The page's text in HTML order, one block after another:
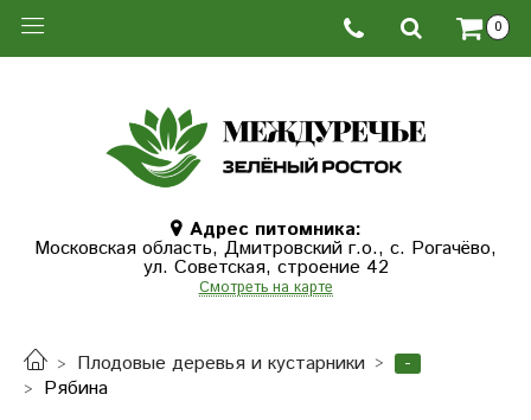
0
Адрес питомника:
Московская область, Дмитровcкий г.о., с. Рогачёво,
ул. Советская, строение 42
Смотреть на карте
Плодовые деревья и кустарники
-
Рябина